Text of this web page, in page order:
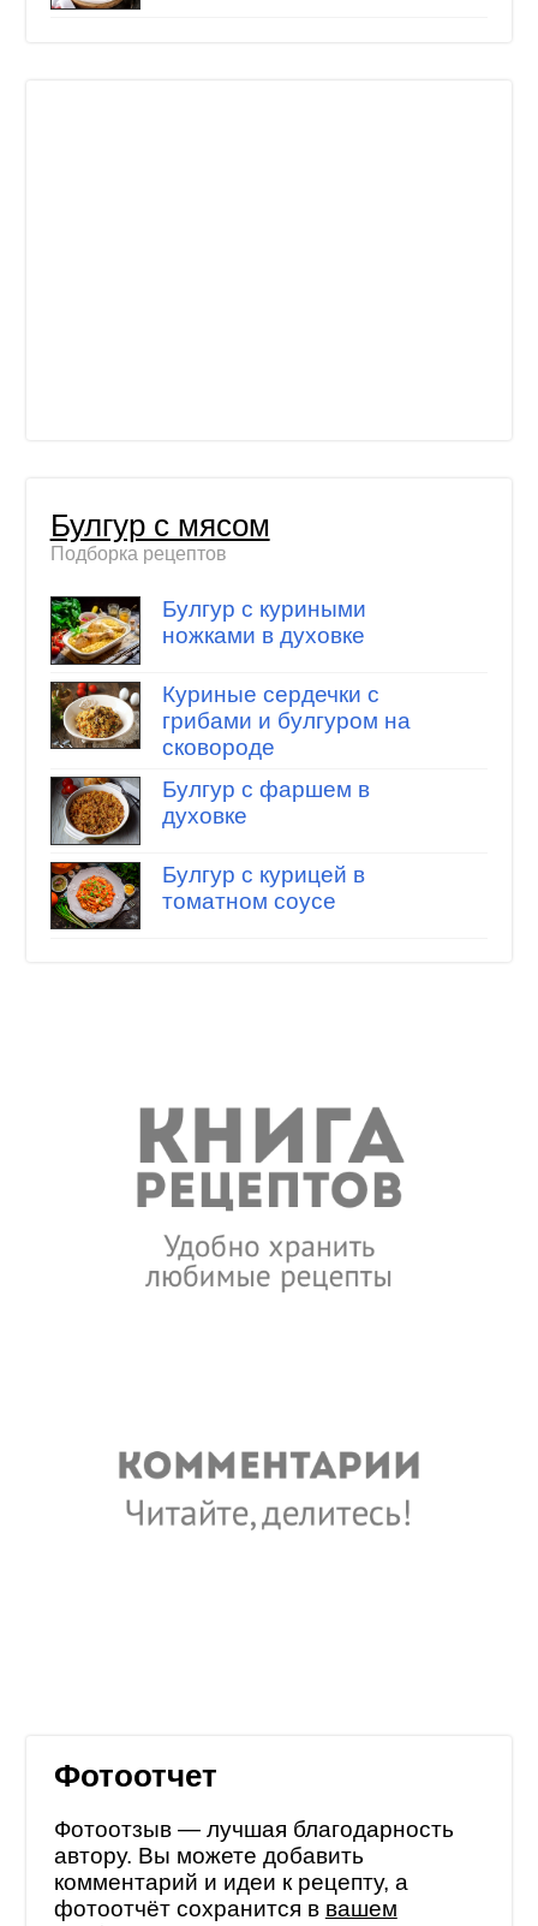
Булгур с мясом
Подборка рецептов
Булгур с куриными
ножками в духовке
Куриные сердечки с
грибами и булгуром на
сковороде
Булгур с фаршем в
духовке
Булгур с курицей в
томатном соусе
Фотоотчет
Фотоотзыв — лучшая благодарность
автору. Вы можете добавить
комментарий и идеи к рецепту, а
фотоотчёт сохранится в вашем